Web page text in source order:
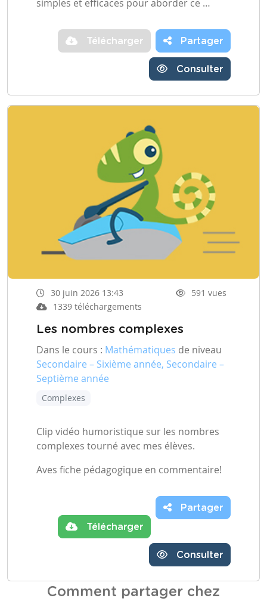
simples et efficaces pour aborder ce …
Télécharger Partager
Consulter
30 juin 2026 13:43
591 vues
1339 téléchargements
Les nombres complexes
Dans le cours : Mathématiques de niveau
Secondaire – Sixième année, Secondaire –
Septième année
Complexes
Clip vidéo humoristique sur les nombres
complexes tourné avec mes élèves.
Aves fiche pédagogique en commentaire!
Télécharger
Partager
Consulter
Comment partager chez